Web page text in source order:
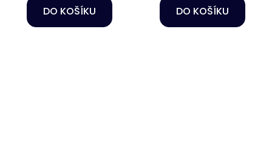
DO KOŠÍKU DO KOŠÍKU